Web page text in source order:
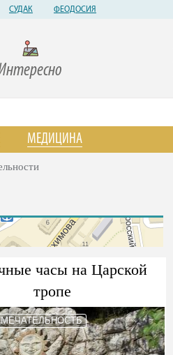
СУДАК ФЕОДОСИЯ
МЕДИЦИНА
часы на Царской
тропе